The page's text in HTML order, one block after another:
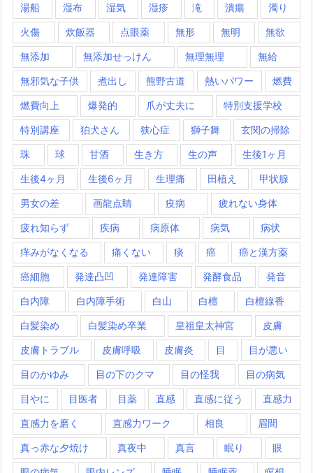
湯船 湿布 湿気 湿疹 滝 潰瘍 濁り
火傷 炊飯器 点眼薬 無形 無明 無欲
無添加 無添加せっけん 無理無理 無給
無邪気な子供 煮出し 熊野古道 熱いパワー 燃費
燃費向上 爆発的 爪が丈夫に 特別支援学校
特別講座 狛犬さん 狭心症 獅子舞 玄関の掃除
珠 球 甘酒 生き方 生の声 生後1ヶ月
生後4ヶ月 生後6ヶ月 生理痛 田植え 甲状腺
男女の差 画龍点睛 疫病 疲れない身体
疲れ知らず 疾病 病原体 病気 病状
痒みがなくなる 痛くない 痰 癌 癌と漢方薬
癌細胞 発達凸凹 発達障害 発酵食品 発音
白内障 白内障手術 白山 白檀 白檀線香
白髪染め 白髪染め卒業 皇祖皇太神宮 皮膚
皮膚トラブル 皮膚呼吸 皮膚炎 目 目が悪い
目のかゆみ 目の下のクマ 目の怪我 目の病気
目やに 目医者 目薬 直感 直感に従う 直感力
直感力を磨く 直感力ワーク 相良 眉間
真っ赤な夕焼け 真夜中 真言 眠り 眼